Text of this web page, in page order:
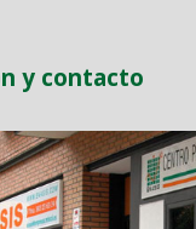
y contacto